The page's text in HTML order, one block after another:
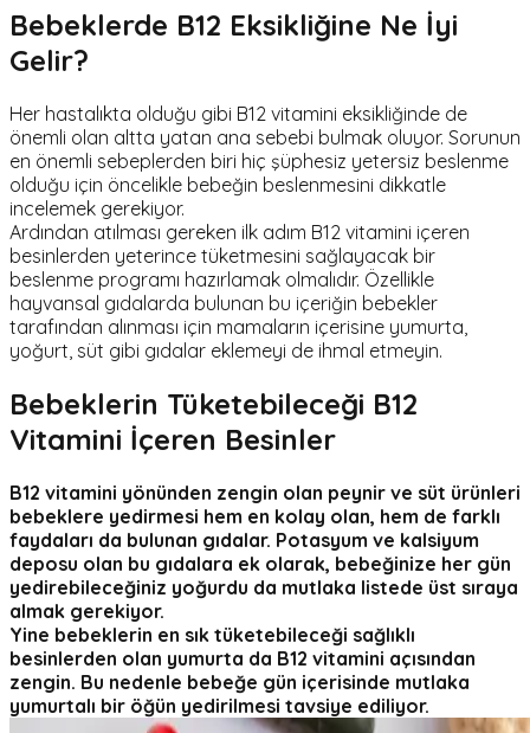
Bebeklerde B12 Eksikliğine Ne İyi
Gelir?
Her hastalıkta olduğu gibi B12 vitamini eksikliğinde de
önemli olan altta yatan ana sebebi bulmak oluyor. Sorunun
en önemli sebeplerden biri hiç şüphesiz yetersiz beslenme
olduğu için öncelikle bebeğin beslenmesini dikkatle
incelemek gerekiyor.
Ardından atılması gereken ilk adım B12 vitamini içeren
besinlerden yeterince tüketmesini sağlayacak bir
beslenme programı hazırlamak olmalıdır. Özellikle
hayvansal gıdalarda bulunan bu içeriğin bebekler
tarafından alınması için mamaların içerisine yumurta,
yoğurt, süt gibi gıdalar eklemeyi de ihmal etmeyin.
Bebeklerin Tüketebileceği B12
Vitamini İçeren Besinler
B12 vitamini yönünden zengin olan peynir ve süt ürünleri
bebeklere yedirmesi hem en kolay olan, hem de farklı
faydaları da bulunan gıdalar. Potasyum ve kalsiyum
deposu olan bu gıdalara ek olarak, bebeğinize her gün
yedirebileceğiniz yoğurdu da mutlaka listede üst sıraya
almak gerekiyor.
Yine bebeklerin en sık tüketebileceği sağlıklı
besinlerden olan yumurta da B12 vitamini açısından
zengin. Bu nedenle bebeğe gün içerisinde mutlaka
yumurtalı bir öğün yedirilmesi tavsiye ediliyor.